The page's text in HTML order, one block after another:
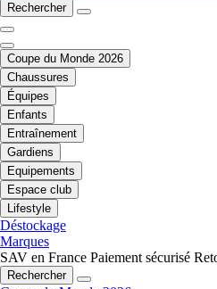
Rechercher
Coupe du Monde 2026
Chaussures
Équipes
Enfants
Entraînement
Gardiens
Equipements
Espace club
Lifestyle
Déstockage
Marques
SAV en France Paiement sécurisé
Rechercher